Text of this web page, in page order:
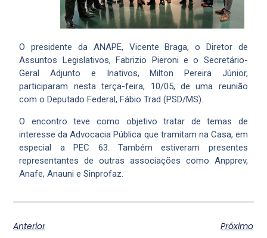
O presidente da ANAPE, Vicente Braga, o Diretor de
Assuntos Legislativos, Fabrizio Pieroni e o Secretário-
Geral Adjunto e Inativos, Milton Pereira Júnior,
participaram nesta terça-feira, 10/05, de uma reunião
com o Deputado Federal, Fábio Trad (PSD/MS).
O encontro teve como objetivo tratar de temas de
interesse da Advocacia Pública que tramitam na Casa, em
especial a PEC 63. Também estiveram presentes
representantes de outras associações como Anpprev,
Anafe, Anauni e Sinprofaz.
Anterior Próximo